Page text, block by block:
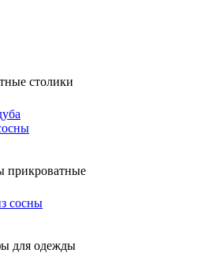
столики
прикроватные
сосны
для одежды